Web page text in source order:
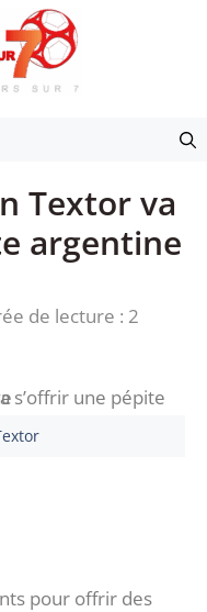
Textor va
argentine
de lecture : 2
pour offrir des